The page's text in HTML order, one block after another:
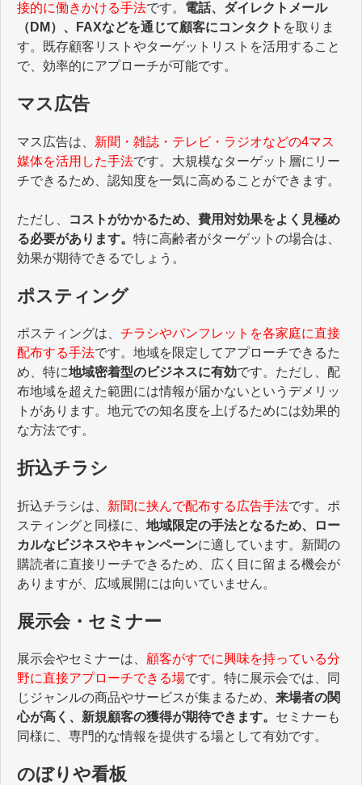
接的に働きかける手法です。 電話、ダイレクトメール
（DM）、FAXなどを通じて顧客にコンタクト を取りま
す。既存顧客リストやターゲットリストを活用すること
で、効率的にアプローチが可能です。
マス広告
マス広告は、 新聞・雑誌・テレビ・ラジオなどの4マス
媒体を活用した手法です。大規模なターゲット層にリー
チできるため、認知度を一気に高めることができます。
ただし、
コストがかかるため、費用対効果をよく見極め
る必要があります。 特に高齢者がターゲットの場合は、
効果が期待できるでしょう。
ポスティング
ポスティングは、 チラシやパンフレットを各家庭に直接
配布する手法です。地域を限定してアプローチできるた
め、特に地域密着型のビジネスに有効です。ただし、配
布地域を超えた範囲には情報が届かないというデメリッ
トがあります。地元での知名度を上げるためには効果的
な方法です。
折込チラシ
折込チラシは、 新聞に挟んで配布する広告手法です。ポ
スティングと同様に、 地域限定の手法となるため、ロー
カルなビジネスやキャンペーンに適しています。新聞の
購読者に直接リーチできるため、広く目に留まる機会が
ありますが、広域展開には向いていません。
展示会・セミナー
展示会やセミナーは、 顧客がすでに興味を持っている分
野に直接アプローチできる場です。特に展示会では、同
じジャンルの商品やサービスが集まるため、 来場者の関
心が高く、新規顧客の獲得が期待できます。 セミナーも
同様に、専門的な情報を提供する場として有効です。
のぼりや看板